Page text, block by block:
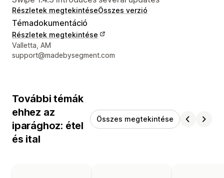
Részletek megtekintéseÖsszes verzió
Témadokumentáció
Részletek megtekintése
Dizájner kapcsolattartási adatai
Valletta, AM
support@madebysegment.com
További témák
ehhez az
iparághoz: étel
és ital
Összes megtekintése